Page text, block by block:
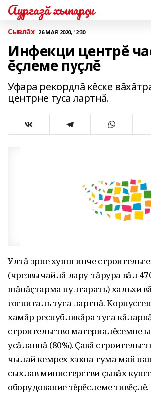
Аургазă хыпарçи
Сывлăх 26 МАЯ 2020, 12:30
Инфекци центрĕ
ĕçлеме пуçлĕ
Уфара рекордлă кĕске
центрне туса лартнă.
Ултă эрне хушшинче
(чрезвычайлă лару-тăрура вăл
шăнăçтарма пултарать) хальхи
госпиталь туса лартнă.
хамăр республикăра туса
строительство материалĕсемпе
усăланнă (80%). Çавă
чылай кемрех хакпа тума май
сыхлав министерстви çывăх
оборудование тĕрĕслеме тивĕçлĕ.